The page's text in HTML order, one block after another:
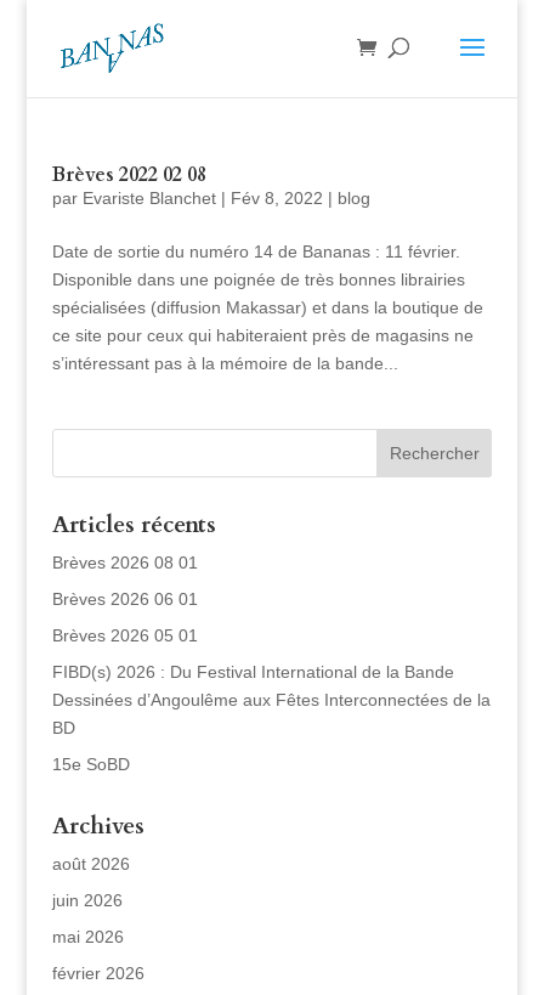
Brèves 2022 02 08
par Evariste Blanchet| Fév 8, 2022 | blog
Date de sortie du numéro 14 de Bananas : 11 février.
Disponible dans une poignée de très bonnes librairies
spécialisées (diffusion Makassar) et dans la boutique de
ce site pour ceux qui habiteraient près de magasins ne
s’intéressant pas à la mémoire de la bande...
Articles récents
Brèves 2026 08 01
Brèves 2026 06 01
Brèves 2026 05 01
FIBD(s) 2026 : Du Festival International de la Bande
Dessinées d’Angoulême aux Fêtes Interconnectées de la
BD
15e SoBD
Archives
août 2026
juin 2026
mai 2026
février 2026